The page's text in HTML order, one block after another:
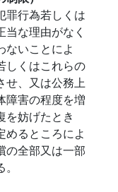
罪行為若しくは
な理由がなく
ないことによ
しくはこれらの
せ、又は公務上
障害の程度を増
を妨げたとき
めるところによ
の全部又は一部